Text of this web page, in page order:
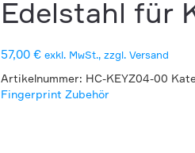
Edelstahl für
57,00€ exkl. MwSt., zzgl. Versand
Artikelnummer: HC-KEYZ04-00
Fingerprint Zubehör